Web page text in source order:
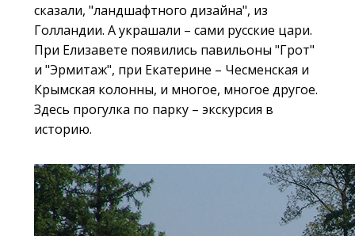
сказали, "ландшафтного дизайна", из
Голландии. А украшали – сами русские цари.
При Елизавете появились павильоны "Грот"
и "Эрмитаж", при Екатерине – Чесменская и
Крымская колонны, и многое, многое другое.
Здесь прогулка по парку – экскурсия в
историю.